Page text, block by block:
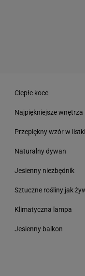
Ciepłe koce
Najpiękniejsze wnętrza
Przepiękny wzór w listki
Naturalny dywan
Jesienny niezbędnik
Sztuczne rośliny jak
Klimatyczna lampa
Jesienny balkon